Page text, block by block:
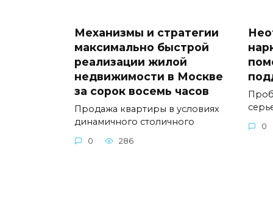
Механизмы и стратегии
максимально быстрой
реализации жилой
недвижимости в Москве
за сорок восемь часов
Продажа квартиры в условиях
динамичного столичного
0 286
0